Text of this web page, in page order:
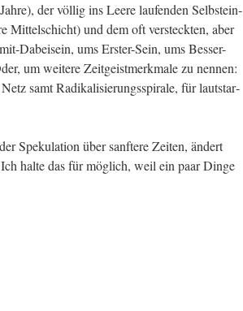
der völ­lig ins Lee­re lau­fen­den Selbst­ein­
Mit­tel­schicht) und dem oft ver­steck­ten, aber
Dabei­sein, ums Ers­ter-Sein, ums Bes­ser-
um wei­te­re Zeit­geist­merk­ma­le zu nen­nen:
samt Radi­ka­li­sie­rungs­spi­ra­le, für laut­star­
Spe­ku­la­ti­on über sanf­te­re Zei­ten, ändert
hal­te das für mög­lich, weil ein paar Din­ge